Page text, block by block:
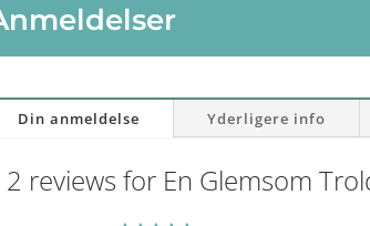
Din anmeldelse Yderligere info
2 reviews for En Glemsom